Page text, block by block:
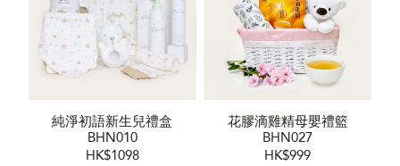
純淨初語新生兒禮盒
BHN010
HK$1098
花膠滴雞精母嬰禮籃
BHN027
HK$999